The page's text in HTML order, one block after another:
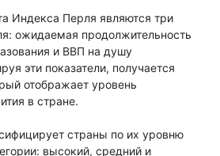
Индекса Перля являются три
ожидаемая продолжительность
и ВВП на душу
эти показатели, получается
отображает уровень
в стране.
страны по их уровню
высокий, средний и